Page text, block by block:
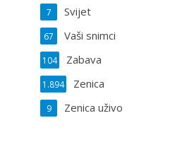
Svijet
7
Vaši snimci
67
Zabava
104
Zenica
1.894
Zenica uživo
9